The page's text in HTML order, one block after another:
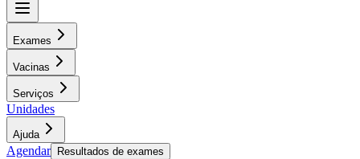
Exames
Vacinas
Serviços
Unidades
Ajuda
Agendar Resultados de exames